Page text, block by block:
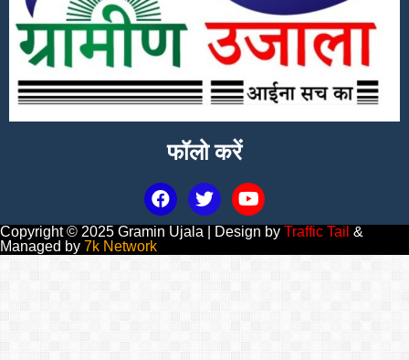
फॉलो करें
Copyright © 2025 Gramin Ujala | Design by Traffic Tail &
Managed by 7k Network